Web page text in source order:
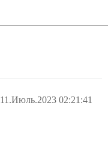
11.Июль.2023 02:21:41